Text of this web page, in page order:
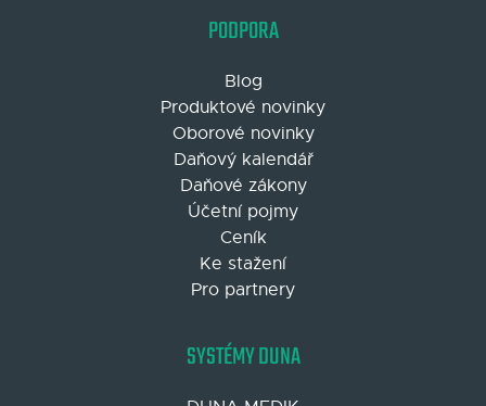
PODPORA
Blog
Produktové novinky
Oborové novinky
Daňový kalendář
Daňové zákony
Účetní pojmy
Ceník
Ke stažení
Pro partnery
SYSTÉMY DUNA